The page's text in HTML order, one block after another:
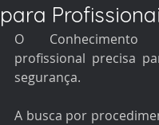
para
O
profissional precisa
segurança.
A busca por